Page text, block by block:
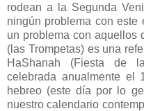
rodean a la Segunda
ningún problema con este
un problema con aquellos
(las Trompetas) es una
HaShanah (Fiesta de
celebrada anualmente el
hebreo (este día por lo
nuestro calendario